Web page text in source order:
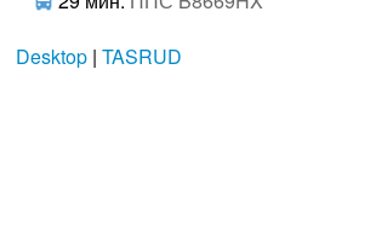
Desktop| TASRUD